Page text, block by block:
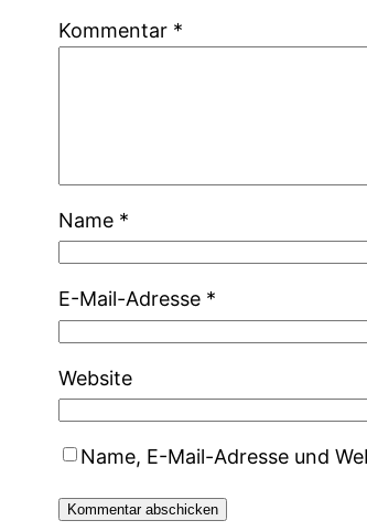
Kommentar *
Name *
E-Mail-Adresse *
Website
Name, E-Mail-Adresse und